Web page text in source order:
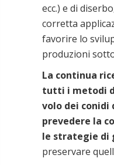
ecc.) e di
corretta
favorire lo
produzioni
La continua
tutti i metodi
volo dei conidi
prevedere la
le strategie di
preservare